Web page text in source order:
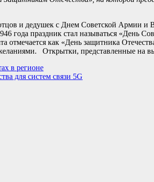
и дедушек с Днем Советской Армии и
года праздник стал называться «День
отмечается как «День защитника
Открытки, представленные на
в регионе
для систем связи 5G